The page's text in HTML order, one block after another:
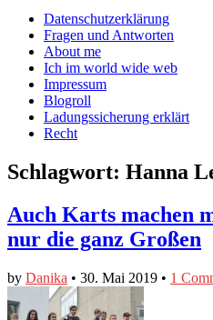
Facebook
anzeigen
Twitter
anzeigen
auf
Instagram
anzeigen
Main
menu
Skip
content
Datenschutzerklärung
Fragen und Antworten
About me
Ich im world wide web
Impressum
Blogroll
Ladungssicherung erklärt
Recht
Schlagwort: Hanna
Auch Karts machen
nur die ganz Großen
by Danika • 30. Mai 2019 • 1